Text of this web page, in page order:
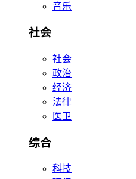
音乐
社会
社会
政治
经济
法律
医卫
综合
科技